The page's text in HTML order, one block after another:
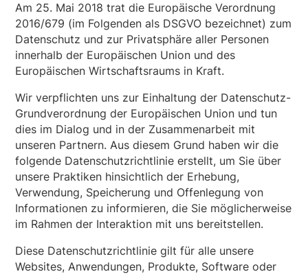
Am 25. Mai 2018 trat die Europäische Verordnung
2016/679 (im Folgenden als DSGVO bezeichnet) zum
Datenschutz und zur Privatsphäre aller Personen
innerhalb der Europäischen Union und des
Europäischen Wirtschaftsraums in Kraft.
Wir verpflichten uns zur Einhaltung der Datenschutz-
Grundverordnung der Europäischen Union und tun
dies im Dialog und in der Zusammenarbeit mit
unseren Partnern. Aus diesem Grund haben wir die
folgende Datenschutzrichtlinie erstellt, um Sie über
unsere Praktiken hinsichtlich der Erhebung,
Verwendung, Speicherung und Offenlegung von
Informationen zu informieren, die Sie möglicherweise
im Rahmen der Interaktion mit uns bereitstellen.
Diese Datenschutzrichtlinie gilt für alle unsere
Websites, Anwendungen, Produkte, Software oder